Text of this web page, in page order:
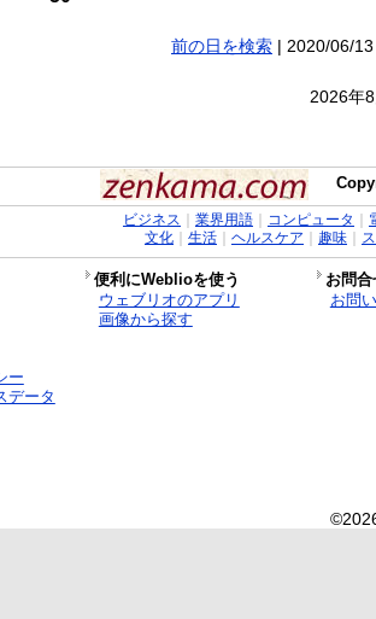
前の日を検索| 2020/06/
2026年
ビジネス 業界用語｜ コンピュータ
文化｜ 生活｜ ヘルスケア 趣味｜
便利にWeblioを使う
お問
ー
データ
ウェブリオのアプリ
画像から探す
お問